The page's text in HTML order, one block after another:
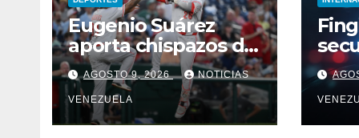
Eugenio Suárez
aporta chispazos de
poder con los Rojos
AGOSTO 9, 2026 NOTICIAS
VENEZUELA
hija